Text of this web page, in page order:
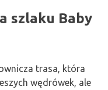
szlaku Baby
trasa, która
wędrówek, ale